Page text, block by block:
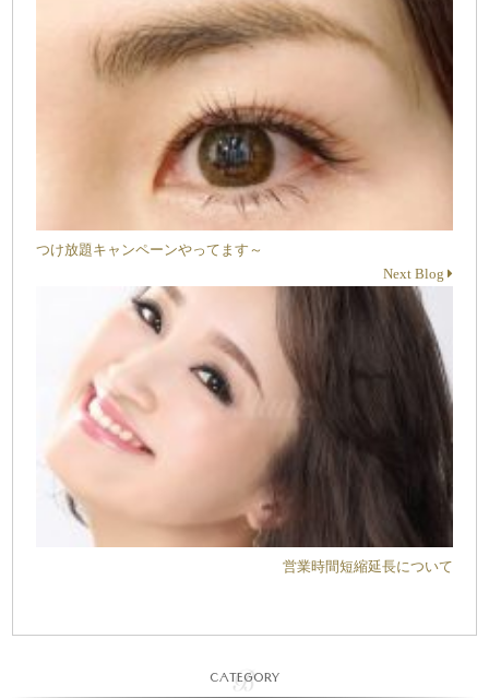
つけ放題キャンペーンやってます～
Next Blog
営業時間短縮延長について
CATEGORY